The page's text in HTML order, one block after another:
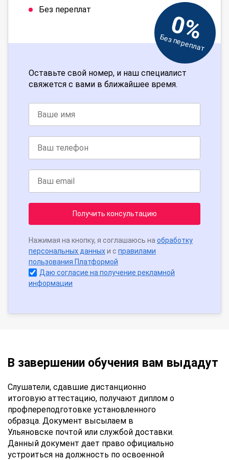
Без переплат
0%
Без переплат
Оставьте свой номер, и наш специалист
свяжется с вами в ближайшее время.
Получить консультацию
Нажимая на кнопку, я соглашаюсь на обработку
персональных данныхи с правилами
пользования Платформой
Даю согласие на получение рекламной
информации
В завершении обучения вам выдадут
Слушатели, сдавшие дистанционно
итоговую аттестацию, получают диплом о
профпереподготовке установленного
образца. Документ высылаем в
Ульяновске почтой или службой доставки.
Данный документ дает право официально
устроиться на должность по освоенной